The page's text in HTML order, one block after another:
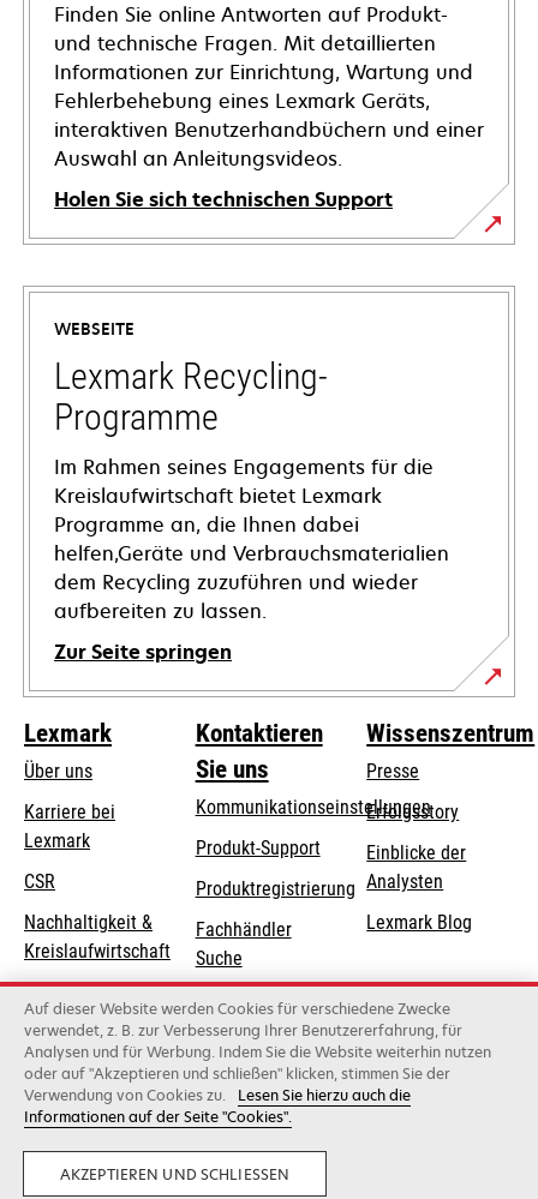
Finden Sie online Antworten auf Produkt-
und technische Fragen. Mit detaillierten
Informationen zur Einrichtung, Wartung und
Fehlerbehebung eines Lexmark Geräts,
interaktiven Benutzerhandbüchern und einer
Auswahl an Anleitungsvideos.
Holen Sie sich technischen Support
wird
in
neuen
Registerkarte
geöffnet
WEBSEITE
Lexmark Recycling-
Programme
Im Rahmen seines Engagements für die
Kreislaufwirtschaft bietet Lexmark
Programme an, die Ihnen dabei
helfen,Geräte und Verbrauchsmaterialien
dem Recycling zuzuführen und wieder
aufbereiten zu lassen.
Zur Seite springen
Lexmark
Über uns
Karriere bei
Lexmark
CSR
Nachhaltigkeit &
Kreislaufwirtschaft
Lexmark-Partner
Kontaktieren
Sie uns
Kommunikationseinstellungen
wird
in
einer
neuen
Registerkarte
geöffnet
Produkt-Supportwird
einer
neuen
geöffnet
Produktregistrierung
Fachhändler
Suche
Lexmark
Distributoren
Wissenszentrum
Presse
Erfolgsstory
Einblicke der
Analysten
Lexmark Blog
Lexmark International, Inc., ein Unternehmen von Xerox
©2026 Alle Rechte vorbehalten..
Privatsphäre
Auf dieser Website werden Cookies für verschiedene Zwecke
verwendet, z. B. zur Verbesserung Ihrer Benutzererfahrung, für
Analysen und für Werbung. Indem Sie die Website weiterhin nutzen
oder auf "Akzeptieren und schließen" klicken, stimmen Sie der
Verwendung von Cookies zu.
Lesen Sie hierzu auch die
Informationen auf der Seite "Cookies".
AKZEPTIEREN UND SCHLIESSEN